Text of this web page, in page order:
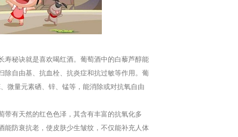
秘诀就是喜欢喝红酒。葡萄酒中的白藜芦醇能
自由基、抗血栓、抗炎症和抗过敏等作用。葡
微量元素硒、锌、锰等，能消除或对抗氧自由
有天然的红色色泽，其含有丰富的抗氧化多
能防衰抗老，使皮肤少生皱纹，不仅能补充人体